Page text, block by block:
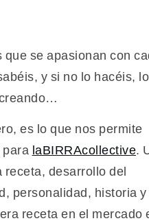
se apasionan con
y si no lo hacéis, lo
es lo que nos permite
laBIRRAcollective.
desarrollo del
personalidad, historia y
receta en el mercado